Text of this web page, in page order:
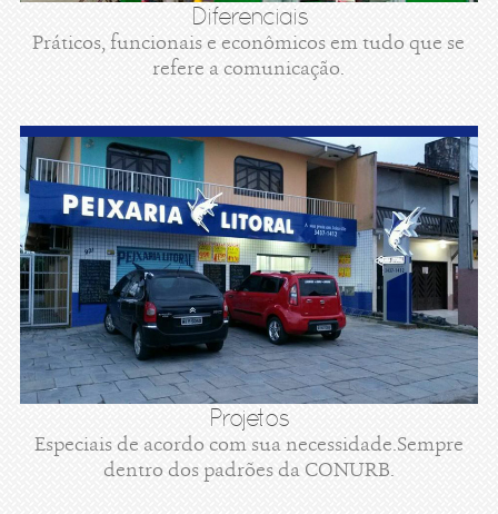
Diferenciais
Práticos, funcionais e econômicos em tudo que se
refere a comunicação.
Projetos
Especiais de acordo com sua necessidade.Sempre
dentro dos padrões da CONURB.